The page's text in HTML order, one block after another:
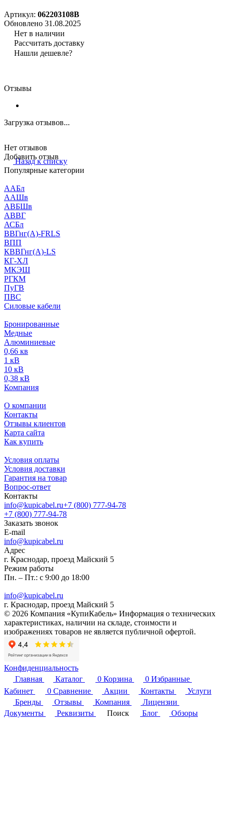
Артикул: 062203108B
Обновлено 31.08.2025
Нет в наличии
Рассчитать доставку
Нашли дешевле?
Отзывы
Загрузка отзывов...
Нет отзывов
Добавить отзыв
Назад к списку
Популярные категории
ААБл
ААШв
АВБШв
АВВГ
АСБл
ВВГнг(А)-FRLS
ВПП
КВВГнг(А)-LS
КГ-ХЛ
МКЭШ
РГКМ
ПуГВ
ПВС
Силовые кабели
Бронированные
Медные
Алюминиевые
0,66 кв
1 кВ
10 кВ
0,38 кВ
Компания
О компании
Контакты
Отзывы клиентов
Карта сайта
Как купить
Условия оплаты
Условия доставки
Гарантия на товар
Вопрос-ответ
Контакты
info@kupicabel.ru+7 (800) 777-94-78
+7 (800) 777-94-78
Заказать звонок
E-mail
info@kupicabel.ru
Адрес
г. Краснодар, проезд Майский 5
Режим работы
Пн. – Пт.: с 9:00 до 18:00
info@kupicabel.ru
г. Краснодар, проезд Майский 5
© 2026 Компания «КупиКабель» Информация о технических
характеристиках, наличии на складе, стоимости и
изображениях товаров не является публичной офертой.
Конфиденциальность
Главная
Каталог 0 Корзина 0 Избранные
Кабинет
0 Сравнение Акции Контакты
Услуги
Бренды
Отзывы Компания
Лицензии
Документы
Реквизиты Поиск Блог Обзоры